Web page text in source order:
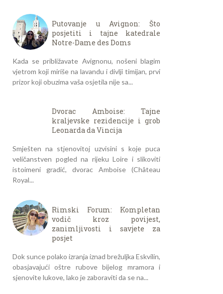
Putovanje u Avignon: Što
posjetiti i tajne katedrale
Notre-Dame des Doms
Kada se približavate Avignonu, nošeni blagim
vjetrom koji miriše na lavandu i divlji timijan, prvi
prizor koji obuzima vaša osjetila nije sa...
Dvorac Amboise: Tajne
kraljevske rezidencije i grob
Leonarda da Vincija
Smješten na stjenovitoj uzvisini s koje puca
veličanstven pogled na rijeku Loire i slikoviti
istoimeni gradić, dvorac Amboise (Château
Royal...
Rimski Forum: Kompletan
vodič kroz povijest,
zanimljivosti i savjete za
posjet
Dok sunce polako izranja iznad brežuljka Eskvilin,
obasjavajući oštre rubove bijelog mramora i
sjenovite lukove, lako je zaboraviti da se na...